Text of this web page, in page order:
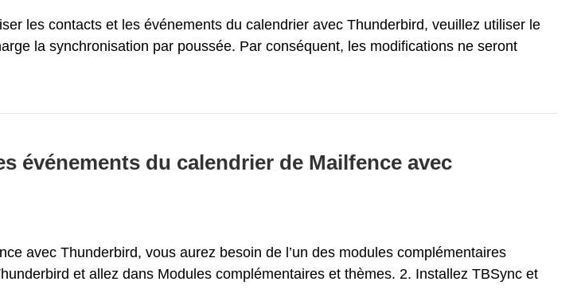
les contacts et les événements du calendrier avec Thunderbird, veuillez utiliser le
la synchronisation par poussée. Par conséquent, les modifications ne seront
événements du calendrier de Mailfence avec
avec Thunderbird, vous aurez besoin de l’un des modules complémentaires
et allez dans Modules complémentaires et thèmes. 2. Installez TBSync et